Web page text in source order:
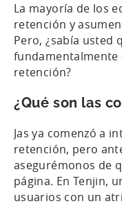
La mayoría de los
retención y
Pero, ¿sabía usted
retención?
¿Qué son las
Jas ya comenzó a
retención, pero
asegurémonos de
página. En Tenjin,
usuarios con un